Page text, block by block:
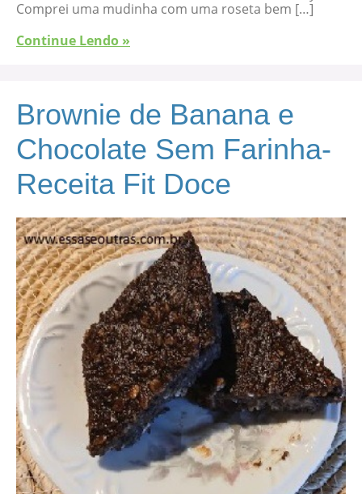
Comprei uma mudinha com uma roseta bem […]
Continue Lendo »
Brownie de Banana e
Chocolate Sem Farinha-
Receita Fit Doce